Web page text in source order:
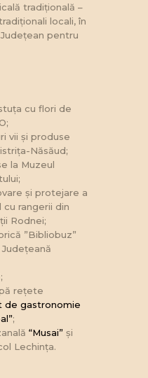
tradițională –
locali, în
pentru
cu flori de
vii și produse
Năsăud;
la Muzeul
și protejare a
cu rangerii din
Rodnei;
”Bibliobuz”
rețete
de gastronomie
;
“Musai”și
Lechința.